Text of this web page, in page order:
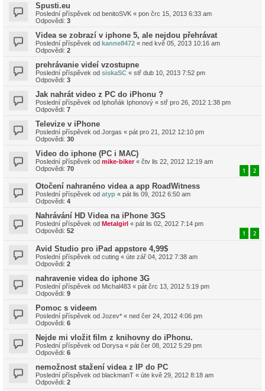
Spusti.eu
Poslední příspěvek od benitoSVK « pon črc 15, 2013 6:33 am
Odpovědi: 3
Videa se zobrazí v iphone 5, ale nejdou přehrávat
Poslední příspěvek od kanne8472 « ned kvě 05, 2013 10:16 am
Odpovědi: 2
prehrávanie videí vzostupne
Poslední příspěvek od siskaSC « stř dub 10, 2013 7:52 pm
Odpovědi: 3
Jak nahrát video z PC do iPhonu ?
Poslední příspěvek od Iphoňák Iphonový « stř pro 26, 2012 1:38 pm
Odpovědi: 7
Televize v iPhone
Poslední příspěvek od Jorgas « pát pro 21, 2012 12:10 pm
Odpovědi: 30
Video do iphone (PC i MAC)
Poslední příspěvek od mike-biker« čtv lis 22, 2012 12:19 am
Odpovědi: 70 1 2
Otočení nahranéno videa a app RoadWitness
Poslední příspěvek od atyp « pát lis 09, 2012 6:50 am
Odpovědi: 4
Nahrávání HD Videa na iPhone 3GS
Poslední příspěvek od Metalgirl « pát lis 02, 2012 7:14 pm
Odpovědi: 52 1 2
Avid Studio pro iPad appstore 4,99$
Poslední příspěvek od cuting « úte zář 04, 2012 7:38 am
Odpovědi: 2
nahravenie videa do iphone 3G
Poslední příspěvek od Michal483 « pát črc 13, 2012 5:19 pm
Odpovědi: 9
Pomoc s videem
Poslední příspěvek od Jozev* « ned čer 24, 2012 4:06 pm
Odpovědi: 6
Nejde mi vložit film z knihovny do iPhonu.
Poslední příspěvek od Dorysa « pát čer 08, 2012 5:29 pm
Odpovědi: 6
nemožnost stažení videa z IP do PC
Poslední příspěvek od blackmanT « úte kvě 29, 2012 8:18 am
Odpovědi: 2